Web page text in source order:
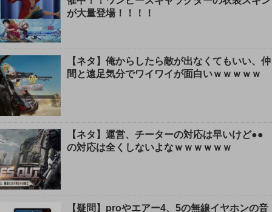
が大量登場！！！！
【ネタ】俺からしたら敵が出なくてもいい、仲
間と遠足気分でワイワイが面白いｗｗｗｗｗ
【ネタ】運営、チーターの対応は早いけど●●
の対応は全くしないよなｗｗｗｗｗｗ
【疑問】proやエアー4、5の無線イヤホンの音